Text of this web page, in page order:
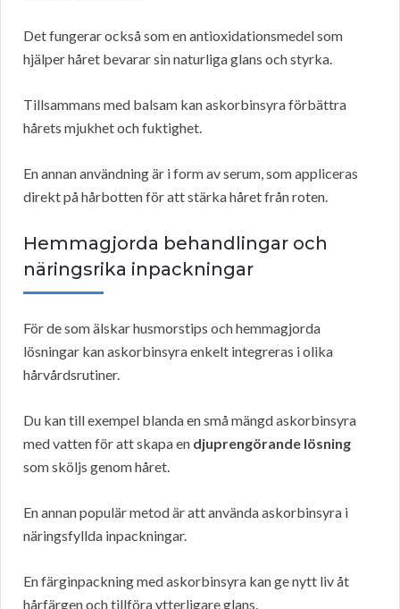
Det fungerar också som en antioxidationsmedel som
hjälper håret bevarar sin naturliga glans och styrka.
Tillsammans med balsam kan askorbinsyra förbättra
hårets mjukhet och fuktighet.
En annan användning är i form av serum, som appliceras
direkt på hårbotten för att stärka håret från roten.
Hemmagjorda behandlingar och
näringsrika inpackningar
För de som älskar husmorstips och hemmagjorda
lösningar kan askorbinsyra enkelt integreras i olika
hårvårdsrutiner.
Du kan till exempel blanda en små mängd askorbinsyra
med vatten för att skapa en djuprengörande lösning
som sköljs genom håret.
En annan populär metod är att använda askorbinsyra i
näringsfyllda inpackningar.
En färginpackning med askorbinsyra kan ge nytt liv åt
hårfärgen och tillföra ytterligare glans.